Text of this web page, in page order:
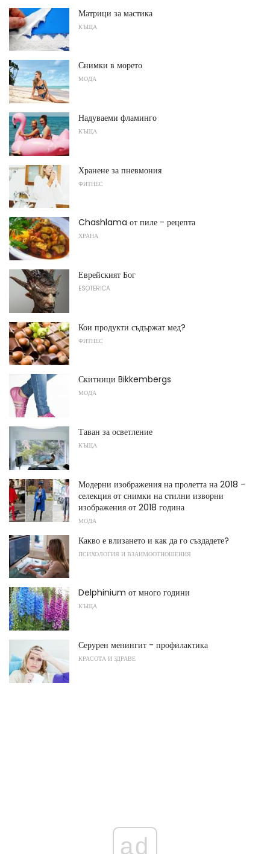
Матрици за мастика
КЪЩА
Снимки в морето
МОДА
Надуваеми фламинго
КЪЩА
Хранене за пневмония
ФИТНЕС
Chashlama от пиле - рецепта
ХРАНА
Еврейският Бог
ESOTERICA
Кои продукти съдържат мед?
ФИТНЕС
Скитници Bikkembergs
МОДА
Таван за осветление
КЪЩА
Модерни изображения на пролетта на 2018 -
селекция от снимки на стилни изворни
изображения от 2018 година
МОДА
Какво е влизането и как да го създадете?
ПСИХОЛОГИЯ И ВЗАИМООТНОШЕНИЯ
Delphinium от много години
КЪЩА
Серурен менингит - профилактика
КРАСОТА И ЗДРАВЕ
ad